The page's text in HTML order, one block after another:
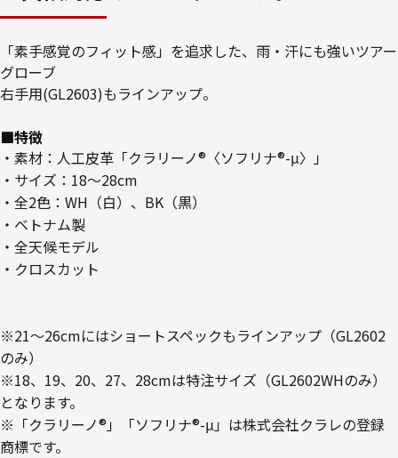
「素手感覚のフィット感」を追求した、雨・汗にも強いツアー
グローブ
右手用(GL2603)もラインアップ。
■特徴
・素材：人工皮革「クラリーノ®〈ソフリナ®-μ〉」
・サイズ：18～28cm
・全2色：WH（白）、BK（黒）
・ベトナム製
・全天候モデル
・クロスカット
※21～26cmにはショートスペックもラインアップ（GL2602
のみ）
※18、19、20、27、28cmは特注サイズ（GL2602WHのみ）
となります。
※「クラリーノ®」「ソフリナ®-μ」は株式会社クラレの登録
商標です。